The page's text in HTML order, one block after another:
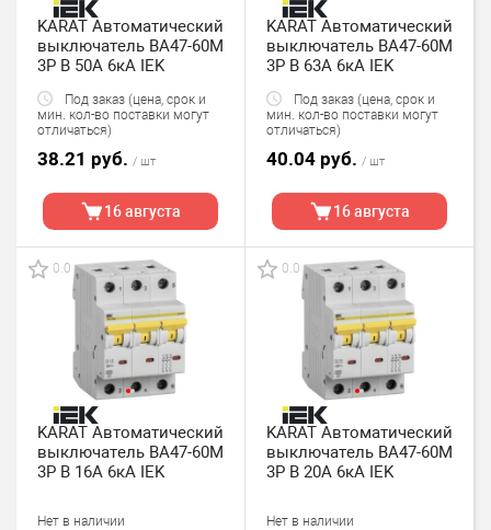
KARAT Автоматический
выключатель ВА47-60M
3P B 50А 6кА IEK
Под заказ (цена, срок и
мин. кол-во поставки могут
отличаться)
38.21 руб. / шт
16 августа
KARAT Автоматический
выключатель ВА47-60M
3P B 63А 6кА IEK
Под заказ (цена, срок и
мин. кол-во поставки могут
отличаться)
40.04 руб. / шт
16 августа
0.0
KARAT Автоматический
выключатель ВА47-60M
3P B 16А 6кА IEK
Нет в наличии
0.0
KARAT Автоматический
выключатель ВА47-60M
3P B 20А 6кА IEK
Нет в наличии